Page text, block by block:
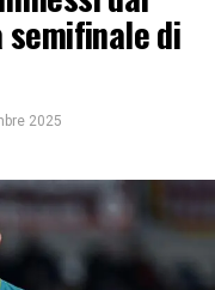
di
2025